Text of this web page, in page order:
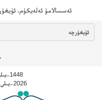
ئەسسالامۇ ئەلەيكۇم،
ئۇيغۇرچە
1448-يىلى سەفەر (2), 25
2026-يىلى 8-ئاينىڭ 8-كۈنى